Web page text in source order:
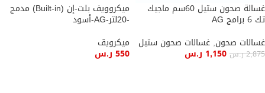
غسالة صحون ستيل 60سم ماجيك
تك 6 برامج AG
غسالات صحون, غسالات صحون ستيل
2,875ر.س 1,150 ر.س
ميكروويف بلت-إن (Built-in) مدمج
-20لتر-AG-أسود
ميكرويڤ
550 ر.س